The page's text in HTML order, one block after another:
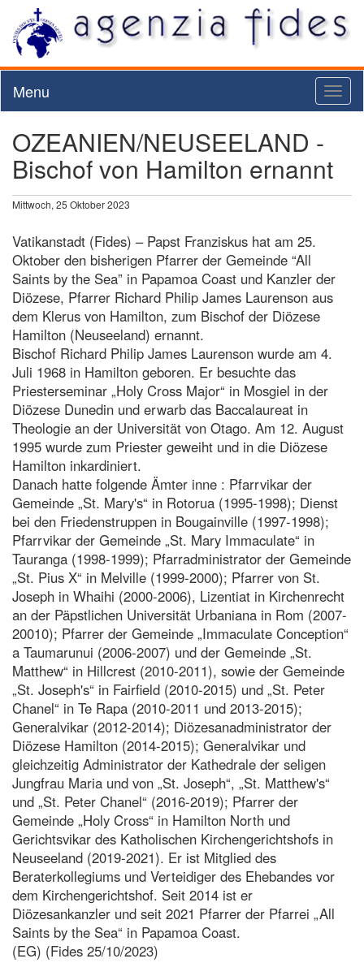
Menu
OZEANIEN/NEUSEELAND -
Bischof von Hamilton ernannt
Mittwoch, 25 Oktober 2023
Vatikanstadt (Fides) – Papst Franziskus hat am 25.
Oktober den bisherigen Pfarrer der Gemeinde “All
Saints by the Sea” in Papamoa Coast und Kanzler der
Diözese, Pfarrer Richard Philip James Laurenson aus
dem Klerus von Hamilton, zum Bischof der Diözese
Hamilton (Neuseeland) ernannt.
Bischof Richard Philip James Laurenson wurde am 4.
Juli 1968 in Hamilton geboren. Er besuchte das
Priesterseminar „Holy Cross Major“ in Mosgiel in der
Diözese Dunedin und erwarb das Baccalaureat in
Theologie an der Universität von Otago. Am 12. August
1995 wurde zum Priester geweiht und in die Diözese
Hamilton inkardiniert.
Danach hatte folgende Ämter inne : Pfarrvikar der
Gemeinde „St. Mary's“ in Rotorua (1995-1998); Dienst
bei den Friedenstruppen in Bougainville (1997-1998);
Pfarrvikar der Gemeinde „St. Mary Immaculate“ in
Tauranga (1998-1999); Pfarradministrator der Gemeinde
„St. Pius X“ in Melville (1999-2000); Pfarrer von St.
Joseph in Whaihi (2000-2006), Lizentiat in Kirchenrecht
an der Päpstlichen Universität Urbaniana in Rom (2007-
20010); Pfarrer der Gemeinde „Immaculate Conception“
a Taumarunui (2006-2007) und der Gemeinde „St.
Matthew“ in Hillcrest (2010-2011), sowie der Gemeinde
„St. Joseph's“ in Fairfield (2010-2015) und „St. Peter
Chanel“ in Te Rapa (2010-2011 und 2013-2015);
Generalvikar (2012-2014); Diözesanadministrator der
Diözese Hamilton (2014-2015); Generalvikar und
gleichzeitig Administrator der Kathedrale der seligen
Jungfrau Maria und von „St. Joseph“, „St. Matthew's“
und „St. Peter Chanel“ (2016-2019); Pfarrer der
Gemeinde „Holy Cross“ in Hamilton North und
Gerichtsvikar des Katholischen Kirchengerichtshofs in
Neuseeland (2019-2021). Er ist Mitglied des
Beraterkollegiums und Verteidiger des Ehebandes vor
dem Kirchengerichtshof. Seit 2014 ist er
Diözesankanzler und seit 2021 Pfarrer der Pfarrei „All
Saints by the Sea“ in Papamoa Coast.
(EG) (Fides 25/10/2023)